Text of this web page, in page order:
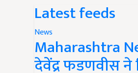
Latest feeds
News
Maharashtra
देवेंद्र फडणवीस ने